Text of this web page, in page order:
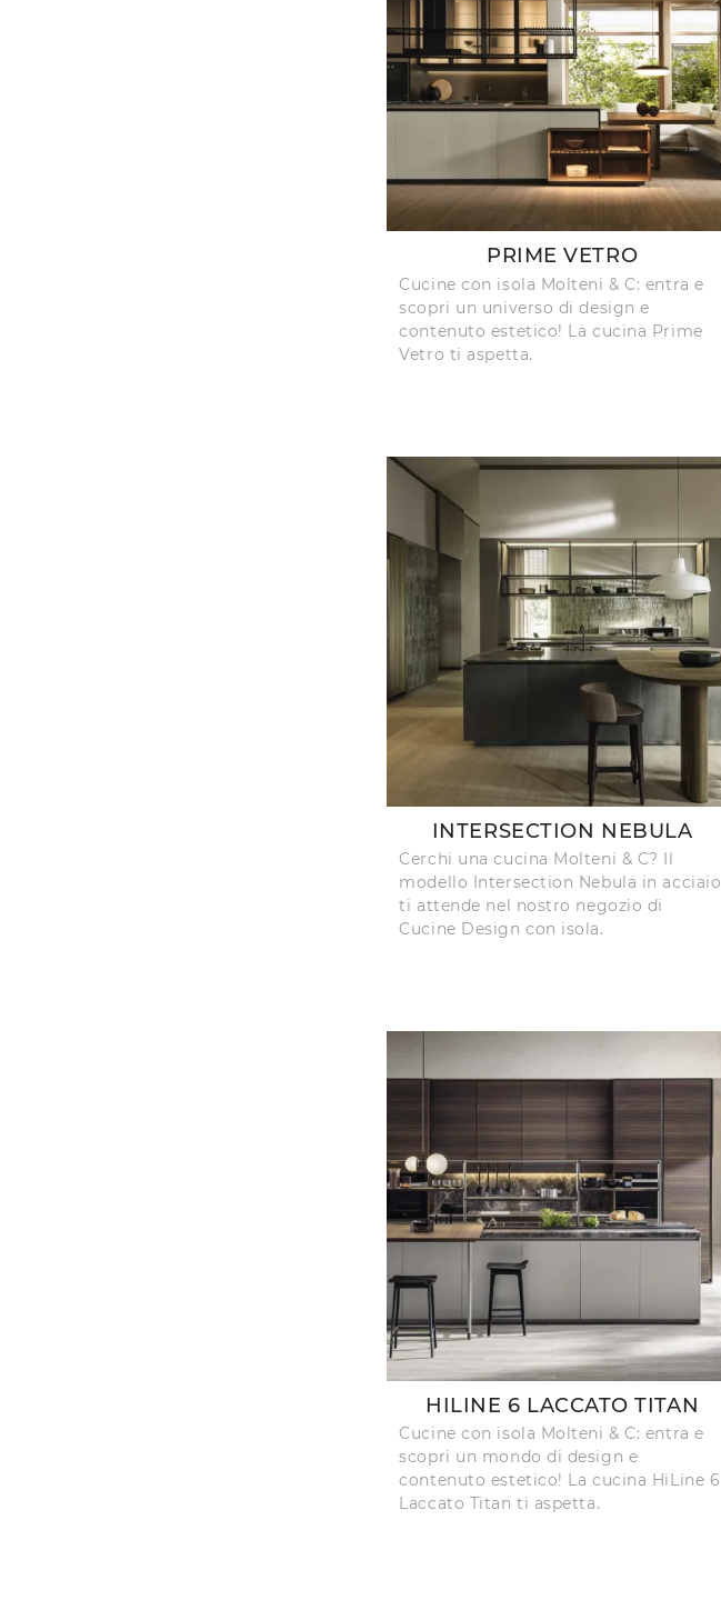
PRIME VETRO
Cucine con isola Molteni & C: entra e
scopri un universo di design e
contenuto estetico! La cucina Prime
Vetro ti aspetta.
INTERSECTION NEBULA
Cerchi una cucina Molteni & C? Il
modello Intersection Nebula in acciaio
ti attende nel nostro negozio di
Cucine Design con isola.
HILINE 6 LACCATO TITAN
Cucine con isola Molteni & C: entra e
scopri un mondo di design e
contenuto estetico! La cucina HiLine 6
Laccato Titan ti aspetta.